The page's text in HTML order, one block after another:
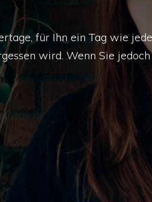
für Ihn ein Tag wie
wird. Wenn Sie